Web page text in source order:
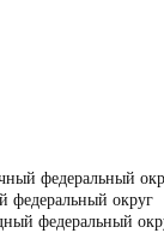
федеральный
федеральный округ
федеральный